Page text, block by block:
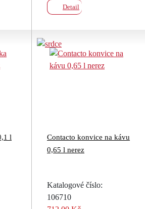
Detail
l
Contacto konvice na kávu
0,65 l nerez
Katalogové číslo:
106710